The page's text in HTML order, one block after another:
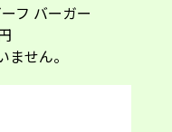
フ バーガー
せん。